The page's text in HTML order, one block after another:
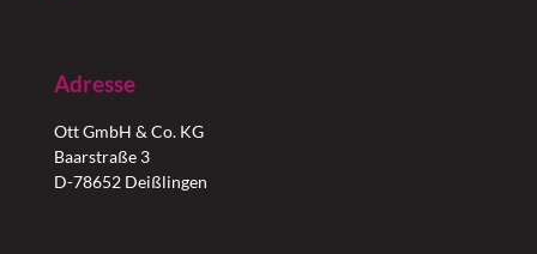
Adresse
Ott GmbH & Co. KG
Baarstraße 3
D-78652 Deißlingen